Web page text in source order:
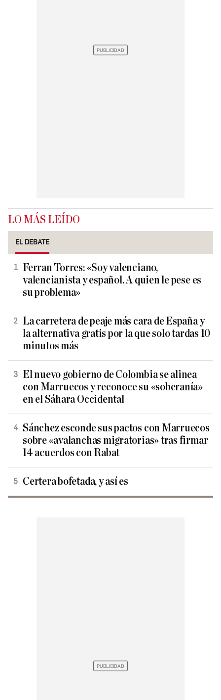
LO MÁS LEÍDO
EL DEBATE
Ferran Torres: «Soy valenciano,
valencianista y español. A quien le pese es
su problema»
La carretera de peaje más cara de España y
la alternativa gratis por la que solo tardas 10
minutos más
El nuevo gobierno de Colombia se alinea
con Marruecos y reconoce su «soberanía»
en el Sáhara Occidental
Sánchez esconde sus pactos con Marruecos
sobre «avalanchas migratorias» tras firmar
14 acuerdos con Rabat
Certera bofetada, y así es